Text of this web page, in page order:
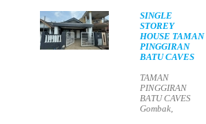
SINGLE
STOREY
HOUSE TAMAN
PINGGIRAN
BATU CAVES
TAMAN
PINGGIRAN
BATU CAVES
Gombak,